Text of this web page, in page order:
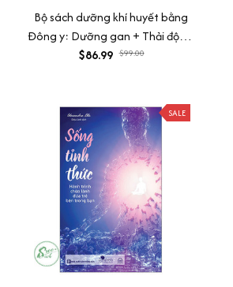
Bộ sách dưỡng khí huyết bằng
Đông y: Dưỡng gan + Thải độc +
Tinh hoa đông y + Khí huyết
$86.99 $99.00
SALE